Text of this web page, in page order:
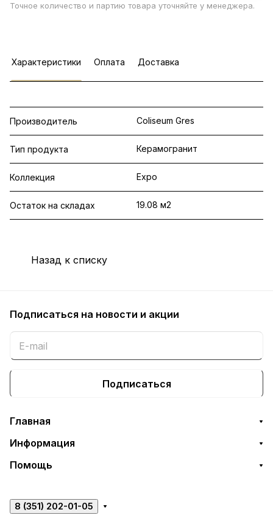
Точное количество и партию товара уточняйте у менеджера.
Характеристики Оплата Доставка
Производитель Coliseum Gres
Тип продукта Керамогранит
Коллекция Expo
Остаток на складах 19.08 м2
Назад к списку
Подписаться на новости и акции
Подписаться
Главная
Информация
Помощь
8 (351) 202-01-05